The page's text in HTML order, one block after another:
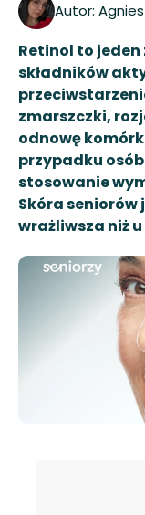
Retinol to
składników
zmarszczki,
odnowę
przypadku
stosowanie
Skóra seniorów
wrażliwsza niż
Autor: